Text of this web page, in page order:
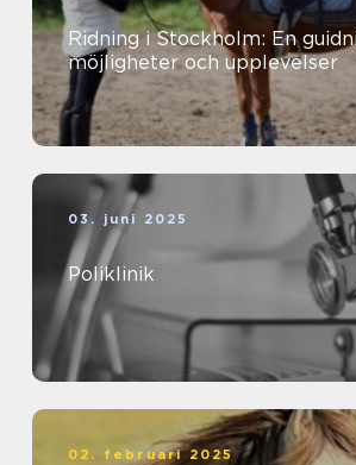
Ridning i Stockholm: En
möjligheter och upplevelser
03. juni 2025
Poliklinik
02. februari 2025